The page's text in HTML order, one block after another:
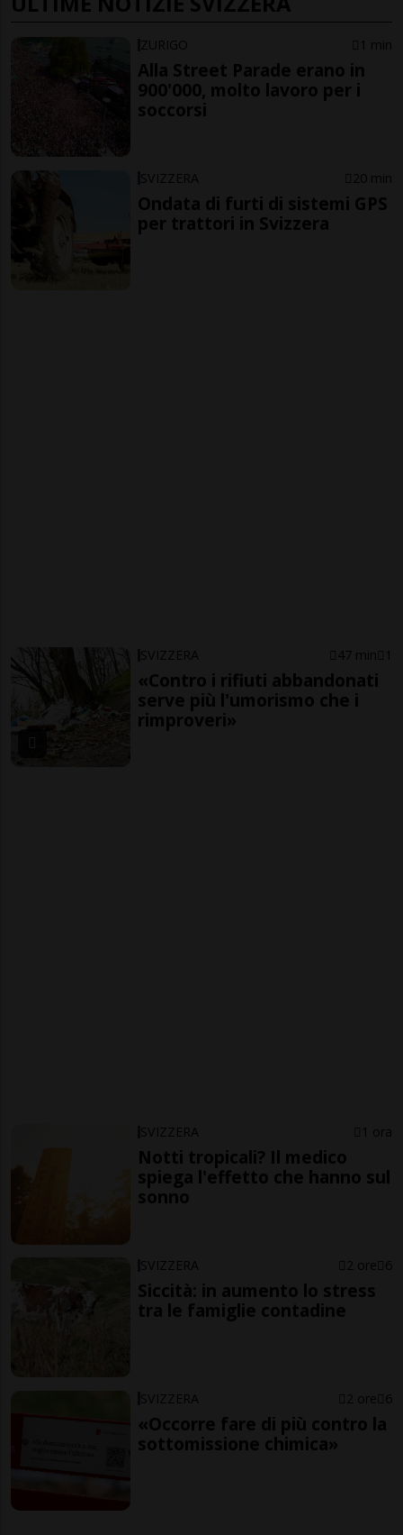
ZURIGO 1 min
Alla Street Parade erano in
900'000, molto lavoro per i
soccorsi
SVIZZERA 20 min
Ondata di furti di sistemi GPS
per trattori in Svizzera
SVIZZERA 47 min 1
«Contro i rifiuti abbandonati
serve più l'umorismo che i
rimproveri»
SVIZZERA 1 ora
Notti tropicali? Il medico
spiega l'effetto che hanno sul
sonno
SVIZZERA 2 ore 6
Siccità: in aumento lo stress
tra le famiglie contadine
SVIZZERA 2 ore 6
«Occorre fare di più contro la
sottomissione chimica»